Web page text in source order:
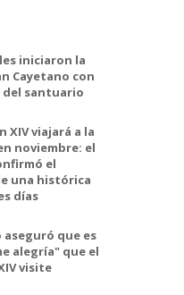
iniciaron la
Cayetano con
santuario
XIV viajará a la
noviembre: el
el
una histórica
días
aseguró que es
alegría" que el
visite